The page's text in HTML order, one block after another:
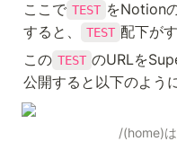
ここで TEST をNotion
すると、
TEST 配下が
この TEST のURLを
公開すると以下のよう
/(home)